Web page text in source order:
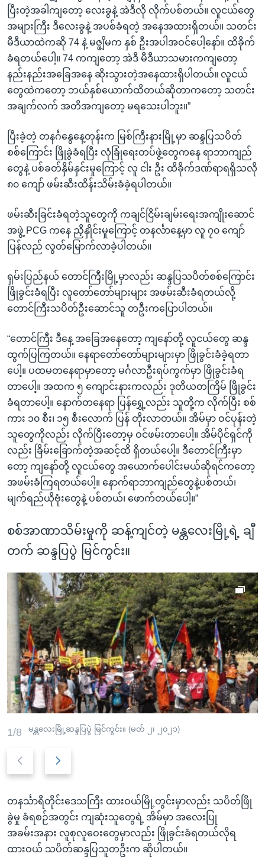
ပြီးတဲ့အခါကျတော့ လေးခွနဲ့ အဲဒီလို လိုက်ပစ်တယ်။ လူငယ်တွေ
အများကြီး ဒီလေးခွနဲ့ အပစ်ခံရတဲ့ အနေအထားရှိတယ်။ သတင်း
မီဒီယာထဲကဆို 74 နဲ့ မဇ္ဖျိမက နှစ် ဦးအပါအဝင်ပေါ့နော်။ ထိခိုက်
ခံရတယ်ပေါ့။ 74 ကကျတော့ အဲဒီ မီဒီယာသမားကကျတော့
နည်းနည်းအခြေအနေ ဆိုးသွားတဲ့အနေထားရှိပါတယ်။ လူငယ်
တွေထဲကတော့ ဘယ်နှစ်ယောက်ထိတယ်ဆိုတာကတော့ သတင်း
အချက်လက် အတိအကျတော့ မရသေးပါဘူး။”
ပြီးခဲ့တဲ့ တနင်္ဂနွေနေ့တုန်းက မြစ်ကြီးနားမြို့မှာ ဆန္ဒပြသပိတ်
စစ်ကြောင်း ဖြိုခွဲခံရပြီး လုံခြုံရေးတပ်ဖွဲ့တွေကနေ ရာဘာကျည်
တွေနဲ့ ပစ်ခတ်နှိမ်နှင်းမှုကြောင့် လူ ငါး ဦး ထိခိုက်ဒဏ်ရာရရှိသလို
၈၀ ကျော် ဖမ်းဆီးထိန်းသိမ်းခံခဲ့ရပါတယ်။
ဖမ်းဆီးခြင်းခံရတဲ့သူတွေကို ကချင်ငြိမ်းချမ်းရေးအကျိုးဆောင်
အဖွဲ့ PCG ကနေ ညှိနှိုင်းမှုကြောင့် တနင်္လာနေ့မှာ လူ ၇၀ ကျော်
ပြန်လည် လွတ်မြောက်လာခဲ့ပါတယ်။
ရှမ်းပြည်နယ် တောင်ကြီးမြို့မှာလည်း ဆန္ဒပြသပိတ်စစ်ကြောင်း
ဖြိုခွင်းခံရပြီး လူတော်တော်များများ အဖမ်းဆီးခံရတယ်လို့
တောင်ကြီးသပိတ်ဦးဆောင်သူ တဦးကပြောပါတယ်။
“တောင်ကြီး ဒီနေ့ အခြေအနေတော့ ကျနော်တို့ လူငယ်တွေ ဆန္ဒ
ထွက်ပြကြတယ်။ နေရာတော်တော်များများမှာ ဖြိုခွင်းခံခဲ့ရတာ
ပေါ့။ ပထမတနေရာမှာတော့ မင်္ဂလာဦးရပ်ကွက်မှာ ဖြိုခွင်းခံရ
တာပေါ့။ အထက ၅ ကျောင်းနားကလည်း ဒုတိယတကြိမ် ဖြိုခွင်း
ခံရတာပေါ့။ နောက်တနေရာ ပြန်ရွှေ့လည်း သူတို့က လိုက်ပြီး စစ်
ကား ၁၀ စီး၊ ၁၅ စီးလောက် ပြန် တိုးလာတယ်။ အိမ်မှာ ဝင်ပုန်းတဲ့
သူတွေကိုလည်း လိုက်ပြီးတော့မှ ဝင်ဖမ်းတာပေါ့။ အိမ်ပိုင်ရှင်ကို
လည်း ခြိမ်းခြောက်တဲ့အဆင့်ထိ ရှိတယ်ပေါ့။ ဒီတောင်ကြီးမှာ
တော့ ကျနော်တို့ လူငယ်တွေ အယောက်ပေါင်းမယ်ဆိုရင်ကတော့
အဖမ်းခံကြရတယ်ပေါ့။ နောက်ရာဘာကျည်တွေနဲ့ပစ်တယ်၊
မျက်ရည်ယိုဗုံးတွေနဲ့ ပစ်တယ်၊ ဖောက်တယ်ပေါ့။”
စစ်အာဏာသိမ်းမှုကို ဆန့်ကျင်တဲ့ မန္တလေးမြို့ရဲ့ ချီ
တက် ဆန္ဒပြပွဲ မြင်ကွင်း။
1/8 မန္တလေးမြို့ဆန္ဒပြပွဲ မြင်ကွင်း။ (မတ် ၂၊ ၂၀၂၁)
v
i
o
u
t
s
l
i
တနင်္သာရီတိုင်းဒေသကြီး ထားဝယ်မြို့တွင်းမှာလည်း သပိတ်ဖြို
ခွဲမှု ခံရစဉ်အတွင်း ကျဆုံးသူတွေရဲ့ အိမ်မှာ အလေးပြု
အခမ်းအနား လူစုလူဝေးတွေမှာလည်း ဖြိုခွင်းခံရတယ်လိုရ
ထားဝယ် သပိတ်ဆန္ဒပြသူတဦးက ဆိုပါတယ်။